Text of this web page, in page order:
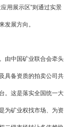
用展示区”则通过实景
发展方向。
由中国矿业联合会牵头
具备资质的拍卖公司共
。这是落实全国统一大
为矿业权找市场、为资